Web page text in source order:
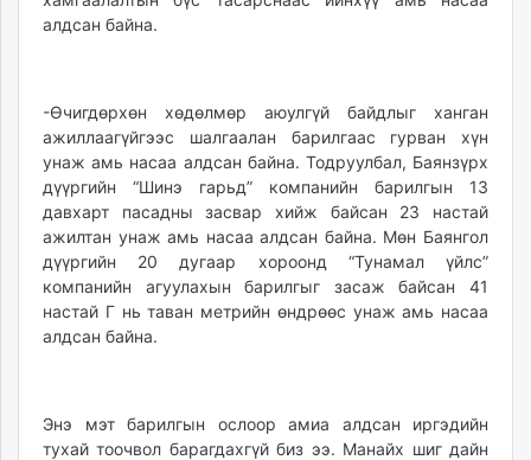
алдсан байна.
-Өчигдөрхөн хөдөлмөр аюулгүй байдлыг ханган
ажиллаагүйгээс шалгаалан барилгаас гурван хүн
унаж амь насаа алдсан байна. Тодруулбал, Баянзүрх
дүүргийн “Шинэ гарьд” компанийн барилгын 13
давхарт пасадны засвар хийж байсан 23 настай
ажилтан унаж амь насаа алдсан байна. Мөн Баянгол
дүүргийн 20 дугаар хороонд “Тунамал үйлс”
компанийн агуулахын барилгыг засаж байсан 41
настай Г нь таван метрийн өндрөөс унаж амь насаа
алдсан байна.
Энэ мэт барилгын ослоор амиа алдсан иргэдийн
тухай тоочвол барагдахгүй биз ээ. Манайх шиг дайн